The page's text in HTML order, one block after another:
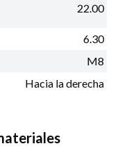
22.00
6.30
M8
Hacia la derecha